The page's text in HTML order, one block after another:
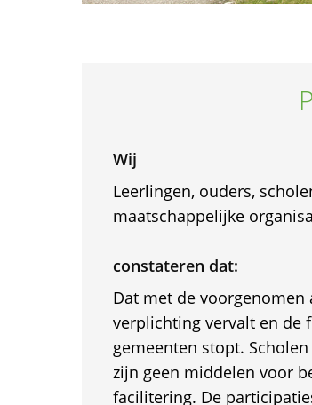
Wij
Leerlingen, ouders,
maatschappelijke
constateren dat:
Dat met de voorgenomen
verplichting vervalt en de
gemeenten stopt.
zijn geen middelen voor
facilitering. De